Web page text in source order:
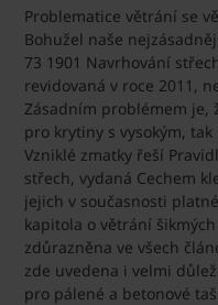
Problematice větrání se
Bohužel naše
73 1901 Navrhování
revidovaná v roce 2011,
Zásadním problémem je,
pro krytiny s vysokým,
Vzniklé zmatky řeší
střech, vydaná Cechem
jejich v současnosti
kapitola o větrání
zdůrazněna ve všech
zde uvedena i velmi
pro pálené a betonové